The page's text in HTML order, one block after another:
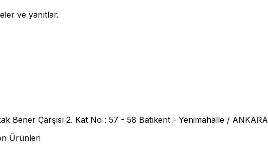
ve yanıtlar.
Bener Çarşısı 2. Kat No : 57 - 58 Batıkent - Yenimahalle / ANKARA
Ürünleri